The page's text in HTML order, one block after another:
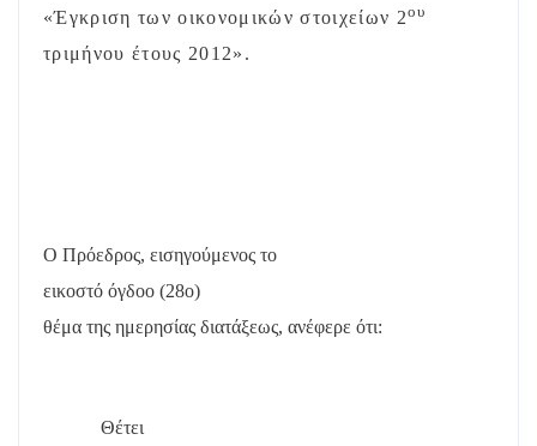
«Έγκριση των οικονομικών στοιχείων 2ου
τριμήνου έτους 2012».
Ο Πρόεδρος, εισηγούμενος το
εικοστό όγδοο (28o)
θέμα της ημερησίας διατάξεως, ανέφερε ότι:
Θέτει